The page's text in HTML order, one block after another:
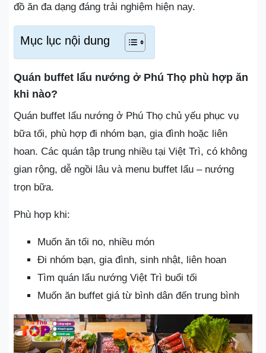
đồ ăn đa dạng đáng trải nghiệm hiện nay.
Mục lục nội dung
Quán buffet lẩu nướng ở Phú Thọ phù hợp ăn
khi nào?
Quán buffet lẩu nướng ở Phú Thọ chủ yếu phục vụ
bữa tối, phù hợp đi nhóm bạn, gia đình hoặc liên
hoan. Các quán tập trung nhiều tại Việt Trì, có không
gian rộng, dễ ngồi lâu và menu buffet lẩu – nướng
trọn bữa.
Phù hợp khi:
Muốn ăn tối no, nhiều món
Đi nhóm bạn, gia đình, sinh nhật, liên hoan
Tìm quán lẩu nướng Việt Trì buổi tối
Muốn ăn buffet giá từ bình dân đến trung bình